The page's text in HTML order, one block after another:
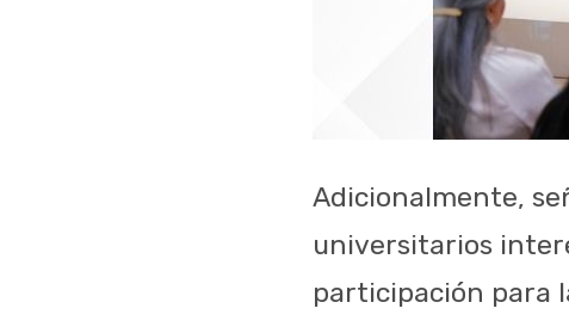
Adicionalmente,
universitarios
participación para